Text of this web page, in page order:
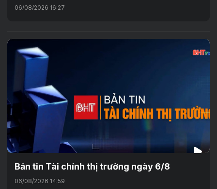
06/08/2026 16:27
Bản tin Tài chính thị trường ngày 6/8
06/08/2026 14:59